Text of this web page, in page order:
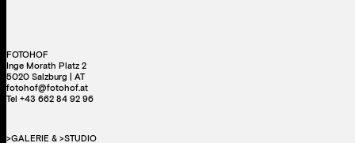
FOTOHOF
Inge Morath Platz 2
5020 Salzburg | AT
fotohof@fotohof.at
Tel +43 662 84 92 96
>GALERIE & >STUDIO